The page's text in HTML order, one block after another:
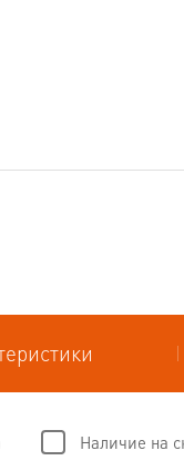
Наличие на